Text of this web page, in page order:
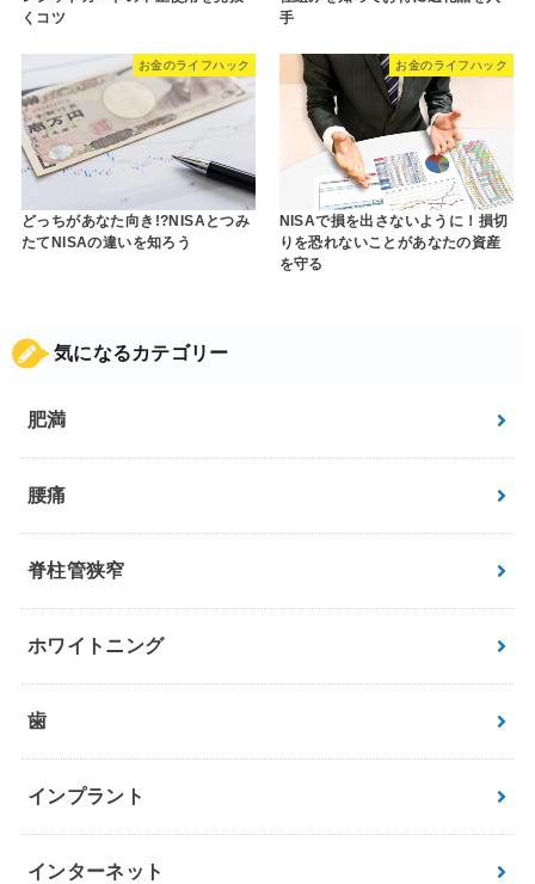
くコツ
手
お金のライフハック
どっちがあなた向き!?NISAとつみ
たてNISAの違いを知ろう
お金のライフハック
NISAで損を出さないように！損切
りを恐れないことがあなたの資産
を守る
気になるカテゴリー
肥満
腰痛
脊柱管狭窄
ホワイトニング
歯
インプラント
インターネット